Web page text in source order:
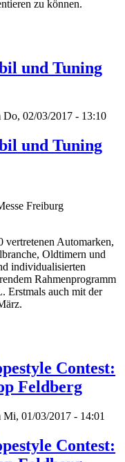
zu können.
und Tuning
Do, 02/03/2017 - 13:10
und Tuning
Freiburg
Automarken,
Oldtimern und
individualisierten
Rahmenprogramm
Erstmals auch mit der
Contest:
Feldberg
Mi, 01/03/2017 - 14:01
Contest: